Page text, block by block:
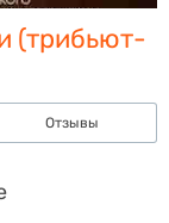
(трибьют-
Отзывы